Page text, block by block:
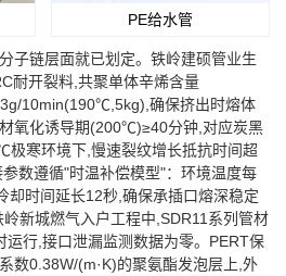
PE给水管
链层面就已划定。铁岭建硕管业生
耐开裂料,共聚单体辛烯含量
10min(190℃,5kg),确保挤出时熔体
氧化诱导期(200℃)≥40分钟,对应炭黑
寒环境下,慢速裂纹增长抵抗时间超
数遵循"时温补偿模型"：环境温度每
时间延长12秒,确保承插口熔深稳定
新城燃气入户工程中,SDR11系列管材
行,接口泄漏监测数据为零。PERT保
数0.38W/(m·K)的聚氨酯发泡层上,外